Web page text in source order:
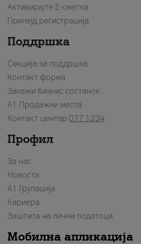
Активирајте Е-сметка
Припејд регистрација
Поддршка
Секција за поддршка
Контакт форма
Закажи бизнис состанок
A1 Продажни места
Контакт центар 077 1234
Профил
За нас
Новости
А1 Групација
Кариера
Заштита на лични податоци
Мобилна апликација